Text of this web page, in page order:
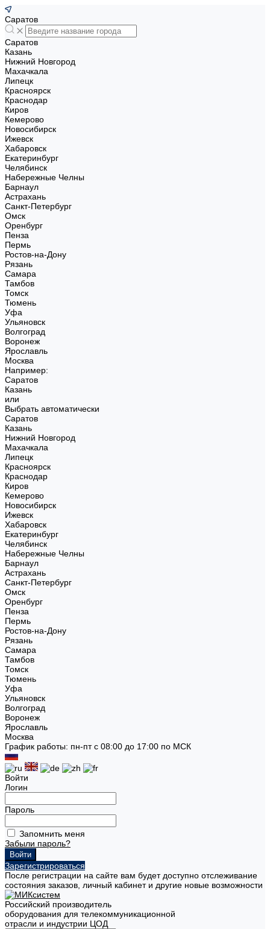
Саратов
Саратов
Казань
Нижний Новгород
Махачкала
Липецк
Красноярск
Краснодар
Киров
Кемерово
Новосибирск
Ижевск
Хабаровск
Екатеринбург
Челябинск
Набережные Челны
Барнаул
Астрахань
Санкт-Петербург
Омск
Оренбург
Пенза
Пермь
Ростов-на-Дону
Рязань
Самара
Тамбов
Томск
Тюмень
Уфа
Ульяновск
Волгоград
Воронеж
Ярославль
Москва
Например:
Саратов
Казань
или
Выбрать автоматически
Саратов
Казань
Нижний Новгород
Махачкала
Липецк
Красноярск
Краснодар
Киров
Кемерово
Новосибирск
Ижевск
Хабаровск
Екатеринбург
Челябинск
Набережные Челны
Барнаул
Астрахань
Санкт-Петербург
Омск
Оренбург
Пенза
Пермь
Ростов-на-Дону
Рязань
Самара
Тамбов
Томск
Тюмень
Уфа
Ульяновск
Волгоград
Воронеж
Ярославль
Москва
График работы: пн-пт с 08:00 до 17:00 по МСК
Войти
Логин
Пароль
Запомнить меня
Забыли пароль?
Зарегистрироваться
После регистрации на сайте вам будет доступно отслеживание
состояния заказов, личный кабинет и другие новые возможности
Российский производитель
оборудования для телекоммуникационной
отрасли и индустрии ЦОД